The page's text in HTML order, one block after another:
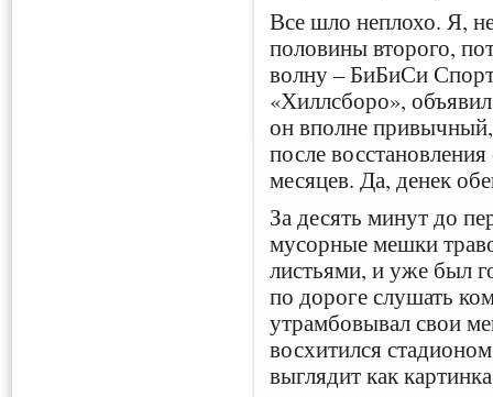
Все шло неплохо. Я,
половины второго,
волну – БиБиСи
«Хиллсборо»,
он вполне
после
месяцев. Да, денек
За десять минут до
мусорные мешки
листьями, и уже был
по дороге слушать
утрамбовывал свои
восхитился
выглядит как